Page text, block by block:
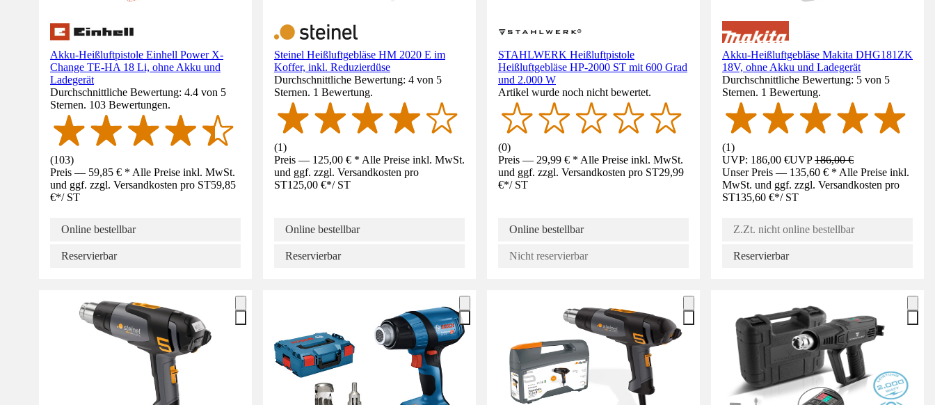
Akku-Heißluftpistole Einhell Power X-
Change TE-HA 18 Li, ohne Akku und
Ladegerät
Durchschnittliche Bewertung: 4.4 von 5
Sternen. 103 Bewertungen.
(103)
Preis — 59,85 € * Alle Preise inkl. MwSt.
und ggf. zzgl. Versandkosten pro ST59,85
€*/ ST
Online bestellbar
Reservierbar
Steinel Heißluftgebläse HM 2020 E im
Koffer, inkl. Reduzierdüse
Durchschnittliche Bewertung: 4 von 5
Sternen. 1 Bewertung.
(1)
Preis — 125,00 € * Alle Preise inkl. MwSt.
und ggf. zzgl. Versandkosten pro
ST125,00 €*/ ST
Online bestellbar
Reservierbar
STAHLWERK Heißluftpistole
Heißluftgebläse HP-2000 ST mit 600 Grad
und 2.000 W
Artikel wurde noch nicht bewertet.
(0)
Preis — 29,99 € * Alle Preise inkl. MwSt.
und ggf. zzgl. Versandkosten pro ST29,99
€*/ ST
Online bestellbar
Nicht reservierbar
Akku-Heißluftgebläse Makita DHG181ZK
18V, ohne Akku und Ladegerät
Durchschnittliche Bewertung: 5 von 5
Sternen. 1 Bewertung.
(1)
UVP: 186,00 €UVP186,00 €
Unser Preis — 135,60 € * Alle Preise inkl.
MwSt. und ggf. zzgl. Versandkosten pro
ST135,60 €*/ ST
Z.Zt. nicht online bestellbar
Reservierbar